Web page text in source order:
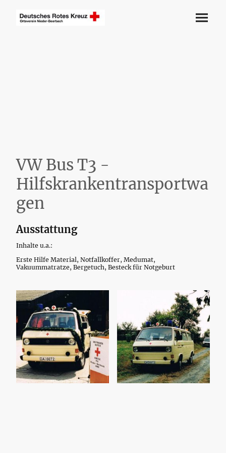
VW Bus T3 -
Hilfskrankentransportwa
gen
Ausstattung
Inhalte u.a.:
Erste Hilfe Material, Notfallkoffer, Medumat,
Vakuummatratze, Bergetuch, Besteck für Notgeburt